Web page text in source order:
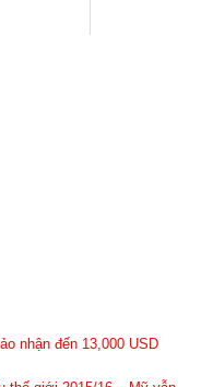
nhận đến 13,000 USD